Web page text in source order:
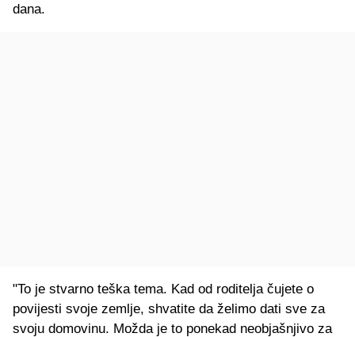
dana.
"To je stvarno teška tema. Kad od roditelja čujete o
povijesti svoje zemlje, shvatite da želimo dati sve za
svoju domovinu. Možda je to ponekad neobjašnjivo za